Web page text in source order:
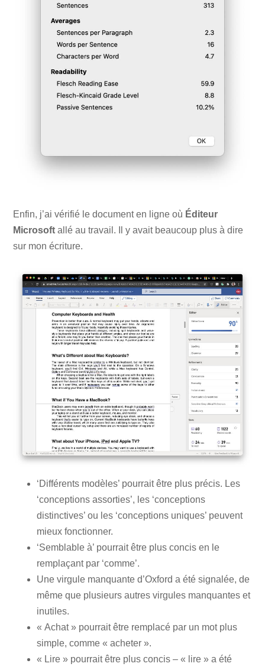
Enfin, j’ai vérifié le document en ligne où Éditeur
Microsoft allé au travail. Il y avait beaucoup plus à dire
sur mon écriture.
‘Différents modèles’ pourrait être plus précis. Les
‘conceptions assorties’, les ‘conceptions
distinctives’ ou les ‘conceptions uniques’ peuvent
mieux fonctionner.
‘Semblable à’ pourrait être plus concis en le
remplaçant par ‘comme’.
Une virgule manquante d’Oxford a été signalée, de
même que plusieurs autres virgules manquantes et
inutiles.
« Achat » pourrait être remplacé par un mot plus
simple, comme « acheter ».
« Lire » pourrait être plus concis – « lire » a été